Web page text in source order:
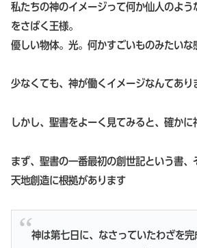
私たちの神のイメージって何か仙人のよう
をさばく王様。
優しい物体。光。何かすごいものみたいな
少なくても、神が働くイメージなんてあり
しかし、聖書をよーく見てみると、確かに
まず、聖書の一番最初の創世記という書、
天地創造に根拠があります
神は第七日に、なさっていたわざを完